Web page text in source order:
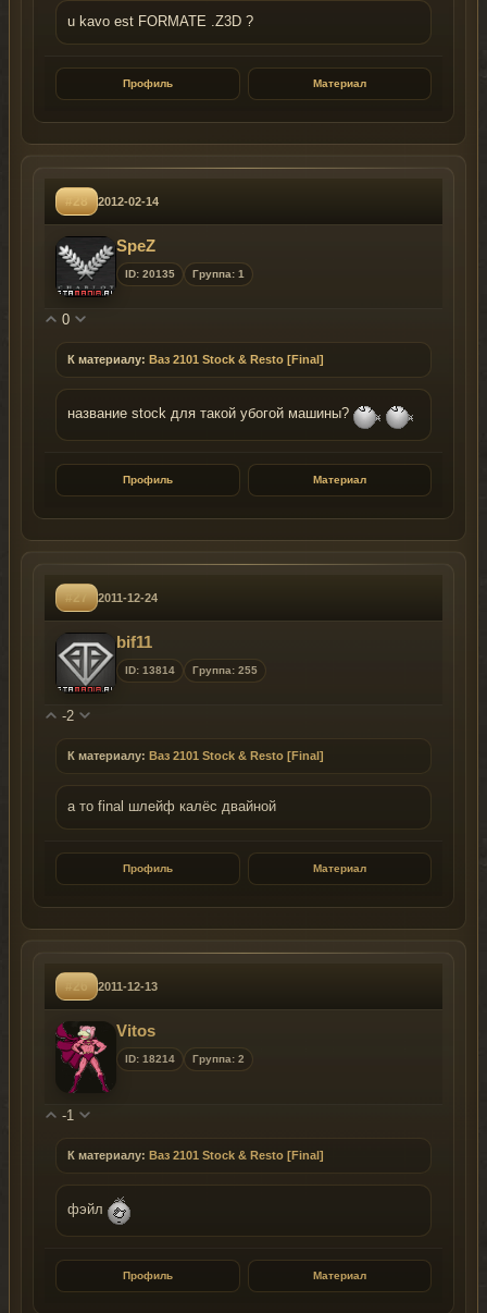
u kavo est FORMATE .Z3D ?
Профиль Материал
#28 2012-02-14
SpeZ
ID: 20135 Группа: 1
0
К материалу: Ваз 2101 Stock & Resto [Final]
название stock для такой убогой машины?
Профиль Материал
#27 2011-12-24
bif11
ID: 13814 Группа: 255
-2
К материалу: Ваз 2101 Stock & Resto [Final]
а то final шлейф калёс двайной
Профиль Материал
#26 2011-12-13
Vitos
ID: 18214 Группа: 2
-1
К материалу: Ваз 2101 Stock & Resto [Final]
фэйл
Профиль Материал